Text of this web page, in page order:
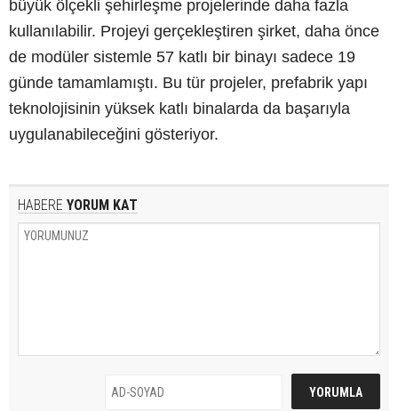
büyük ölçekli şehirleşme projelerinde daha fazla
kullanılabilir. Projeyi gerçekleştiren şirket, daha önce
de modüler sistemle 57 katlı bir binayı sadece 19
günde tamamlamıştı. Bu tür projeler, prefabrik yapı
teknolojisinin yüksek katlı binalarda da başarıyla
uygulanabileceğini gösteriyor.
HABERE YORUM KAT